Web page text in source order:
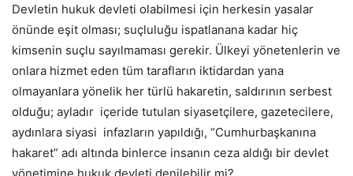
Devletin hukuk devleti olabilmesi için herkesin yasalar
önünde eşit olması; suçluluğu ispatlanana kadar hiç
kimsenin suçlu sayılmaması gerekir. Ülkeyi yönetenlerin ve
onlara hizmet eden tüm tarafların iktidardan yana
olmayanlara yönelik her türlü hakaretin, saldırının serbest
olduğu; ayladır içeride tutulan siyasetçilere, gazetecilere,
aydınlara siyasi infazların yapıldığı, “Cumhurbaşkanına
hakaret” adı altında binlerce insanın ceza aldığı bir devlet